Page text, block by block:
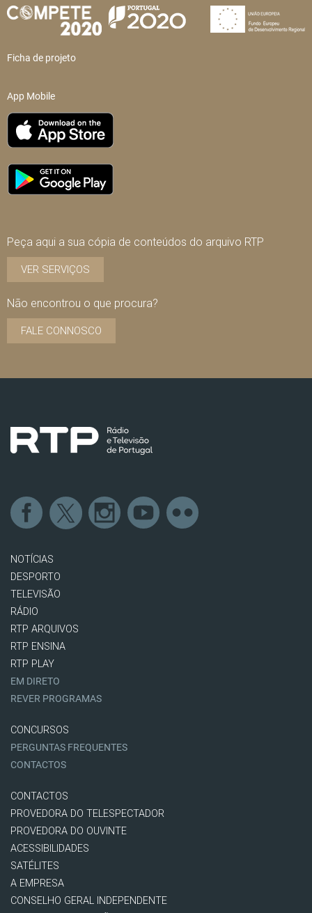
Ficha de projeto
App Mobile
Peça aqui a sua cópia de conteúdos do arquivo RTP
VER SERVIÇOS
Não encontrou o que procura?
FALE CONNOSCO
NOTÍCIAS
DESPORTO
TELEVISÃO
RÁDIO
RTP ARQUIVOS
RTP ENSINA
RTP PLAY
EM DIRETO
REVER PROGRAMAS
CONCURSOS
PERGUNTAS FREQUENTES
CONTACTOS
CONTACTOS
PROVEDORA DO TELESPECTADOR
PROVEDORA DO OUVINTE
ACESSIBILIDADES
SATÉLITES
A EMPRESA
CONSELHO GERAL INDEPENDENTE